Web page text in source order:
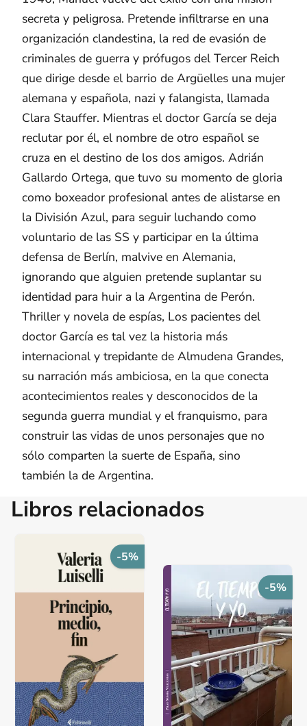
secreta y peligrosa. Pretende infiltrarse en una
organización clandestina, la red de evasión de
criminales de guerra y prófugos del Tercer Reich
que dirige desde el barrio de Argüelles una mujer
alemana y española, nazi y falangista, llamada
Clara Stauffer. Mientras el doctor García se deja
reclutar por él, el nombre de otro español se
cruza en el destino de los dos amigos. Adrián
Gallardo Ortega, que tuvo su momento de gloria
como boxeador profesional antes de alistarse en
la División Azul, para seguir luchando como
voluntario de las SS y participar en la última
defensa de Berlín, malvive en Alemania,
ignorando que alguien pretende suplantar su
identidad para huir a la Argentina de Perón.
Thriller y novela de espías, Los pacientes del
doctor García es tal vez la historia más
internacional y trepidante de Almudena Grandes,
su narración más ambiciosa, en la que conecta
acontecimientos reales y desconocidos de la
segunda guerra mundial y el franquismo, para
construir las vidas de unos personajes que no
sólo comparten la suerte de España, sino
también la de Argentina.
Libros relacionados
-5%
-5%